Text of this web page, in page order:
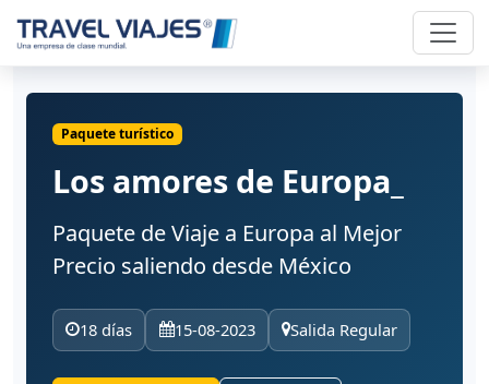
Paquete turístico
Los amores de Europa_
Paquete de Viaje a Europa al Mejor
Precio saliendo desde México
18 días 15-08-2023 Salida Regular